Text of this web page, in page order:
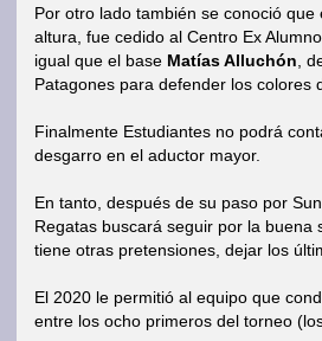
Por otro lado también se conoció que
altura, fue cedido al Centro Ex
igual que el base Matías Alluchón ,
Patagones para defender los colores
Finalmente Estudiantes no podrá
desgarro en el aductor mayor.
En tanto, después de su paso por
Regatas buscará seguir por la
tiene otras pretensiones, dejar los
El 2020 le permitió al equipo que
entre los ocho primeros del torneo